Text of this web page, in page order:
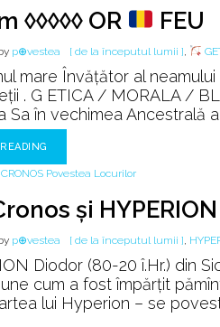
◊◊◊◊◊ OR FEU
p⊕vestea [ de la începutul lumii ]
mare Învățător al
. G ETICA / MORALA /
Sa în vechimea Ancestrală
şi HYPERION
p⊕vestea [ de la începutul lumii ],
Diodor (80-20 î.Hr.) din
cum a fost împărțit
lui Hyperion – se